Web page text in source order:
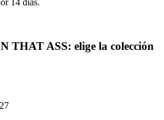
THAT ASS: elige la colección